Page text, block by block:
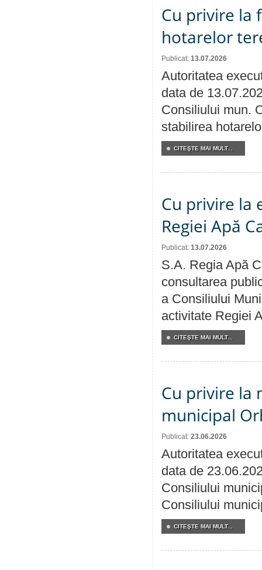
Cu privire la
hotarelor
Publicat: 13.07.2026
Autoritatea
data de
Consiliului mun.
stabilirea
CITEŞTE MAI MULT...
Cu privire la
Regiei Apă
Publicat: 13.07.2026
S.A. Regia Apă
consultarea
a Consiliului
activitate Regiei
CITEŞTE MAI MULT...
Cu privire la
municipal
Publicat: 23.06.2026
Autoritatea
data de
Consiliului
Consiliului
CITEŞTE MAI MULT...